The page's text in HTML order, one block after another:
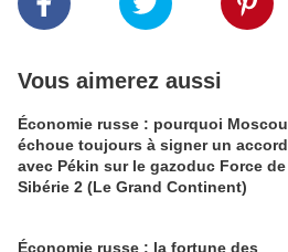
Vous aimerez aussi
Économie russe : pourquoi Moscou
échoue toujours à signer un accord
avec Pékin sur le gazoduc Force de
Sibérie 2 (Le Grand Continent)
Économie russe : la fortune des